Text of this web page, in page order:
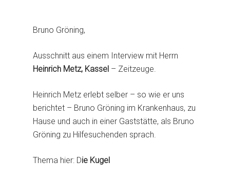
Bruno Gröning,
Ausschnitt aus einem Interview mit Herrn
Heinrich Metz, Kassel – Zeitzeuge.
Heinrich Metz erlebt selber – so wie er uns
berichtet – Bruno Gröning im Krankenhaus, zu
Hause und auch in einer Gaststätte, als Bruno
Gröning zu Hilfesuchenden sprach.
Thema hier: Die Kugel